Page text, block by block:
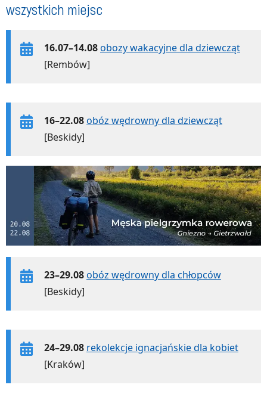
wszystkich miejsc
16.07–14.08obozy wakacyjne dla dziewcząt
[Rembów]
16–22.08obóz wędrowny dla dziewcząt
[Beskidy]
23–29.08obóz wędrowny dla chłopców
[Beskidy]
24–29.08 rekolekcje ignacjańskie dla kobiet
[Kraków]